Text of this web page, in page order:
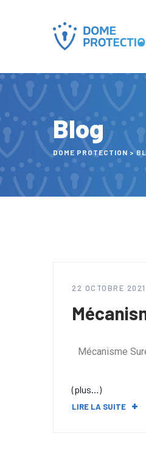
Blog
DOME PROTECTION >
22 OCTOBRE 2021
Mécanisme
(plus…)
LIRE LA SUITE